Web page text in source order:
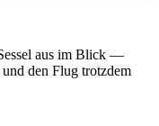
aus im Blick —
den Flug trotzdem